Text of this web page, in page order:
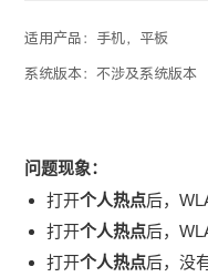
适用产品： 手机，平板
系统版本：不涉及系统版本
问题现象：
打开个人热点后，
打开个人热点后，
打开个人热点后，没